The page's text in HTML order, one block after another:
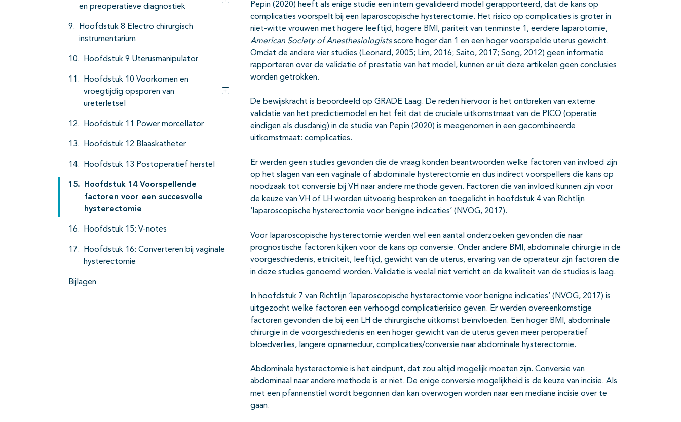
en preoperatieve diagnostiek
Subpagina's open- en dichtklappen
Hoofdstuk 8 Electro chirurgisch
instrumentarium
Hoofdstuk 9 Uterusmanipulator
Hoofdstuk 10 Voorkomen en
vroegtijdig opsporen van
ureterletsel
Subpagina's open- en dichtklappen
Hoofdstuk 11 Power morcellator
Hoofdstuk 12 Blaaskatheter
Hoofdstuk 13 Postoperatief herstel
Hoofdstuk 14 Voorspellende
factoren voor een succesvolle
hysterectomie
Hoofdstuk 15: V-notes
Hoofdstuk 16: Converteren bij vaginale
hysterectomie
Bijlagen
Pepin (2020) heeft als enige studie een intern gevalideerd model gerapporteerd, dat de kans op
complicaties voorspelt bij een laparoscopische hysterectomie. Het risico op complicaties is groter in
niet-witte vrouwen met hogere leeftijd, hogere BMI, pariteit van tenminste 1, eerdere laparotomie,
American Society of Anesthesiologistsscore hoger dan 1 en een hoger voorspelde uterus gewicht.
Omdat de andere vier studies (Leonard, 2005; Lim, 2016; Saito, 2017; Song, 2012) geen informatie
rapporteren over de validatie of prestatie van het model, kunnen er uit deze artikelen geen conclusies
worden getrokken.
De bewijskracht is beoordeeld op GRADE Laag. De reden hiervoor is het ontbreken van externe
validatie van het predictiemodel en het feit dat de cruciale uitkomstmaat van de PICO (operatie
eindigen als dusdanig) in de studie van Pepin (2020) is meegenomen in een gecombineerde
uitkomstmaat: complicaties.
Er werden geen studies gevonden die de vraag konden beantwoorden welke factoren van invloed zijn
op het slagen van een vaginale of abdominale hysterectomie en dus indirect voorspellers die kans op
noodzaak tot conversie bij VH naar andere methode geven. Factoren die van invloed kunnen zijn voor
de keuze van VH of LH worden uitvoerig besproken en toegelicht in hoofdstuk 4 van Richtlijn
‘laparoscopische hysterectomie voor benigne indicaties’ (NVOG, 2017).
Voor laparoscopische hysterectomie werden wel een aantal onderzoeken gevonden die naar
prognostische factoren kijken voor de kans op conversie. Onder andere BMI, abdominale chirurgie in de
voorgeschiedenis, etniciteit, leeftijd, gewicht van de uterus, ervaring van de operateur zijn factoren die
in deze studies genoemd worden. Validatie is veelal niet verricht en de kwaliteit van de studies is laag.
In hoofdstuk 7 van Richtlijn ‘laparoscopische hysterectomie voor benigne indicaties’ (NVOG, 2017) is
uitgezocht welke factoren een verhoogd complicatierisico geven. Er werden overeenkomstige
factoren gevonden die bij een LH de chirurgische uitkomst beïnvloeden. Een hoger BMI, abdominale
chirurgie in de voorgeschiedenis en een hoger gewicht van de uterus geven meer peroperatief
bloedverlies, langere opnameduur, complicaties/conversie naar abdominale hysterectomie.
Abdominale hysterectomie is het eindpunt, dat zou altijd mogelijk moeten zijn. Conversie van
abdominaal naar andere methode is er niet. De enige conversie mogelijkheid is de keuze van incisie. Als
met een pfannenstiel wordt begonnen dan kan overwogen worden naar een mediane incisie over te
gaan.